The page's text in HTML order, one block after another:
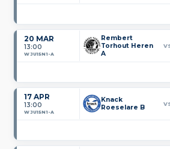
20 MAR
13:00
WJU15N1-A
Rembert
Torhout Heren
A
17 APR
13:00
WJU15N1-A
Knack
Roeselare B